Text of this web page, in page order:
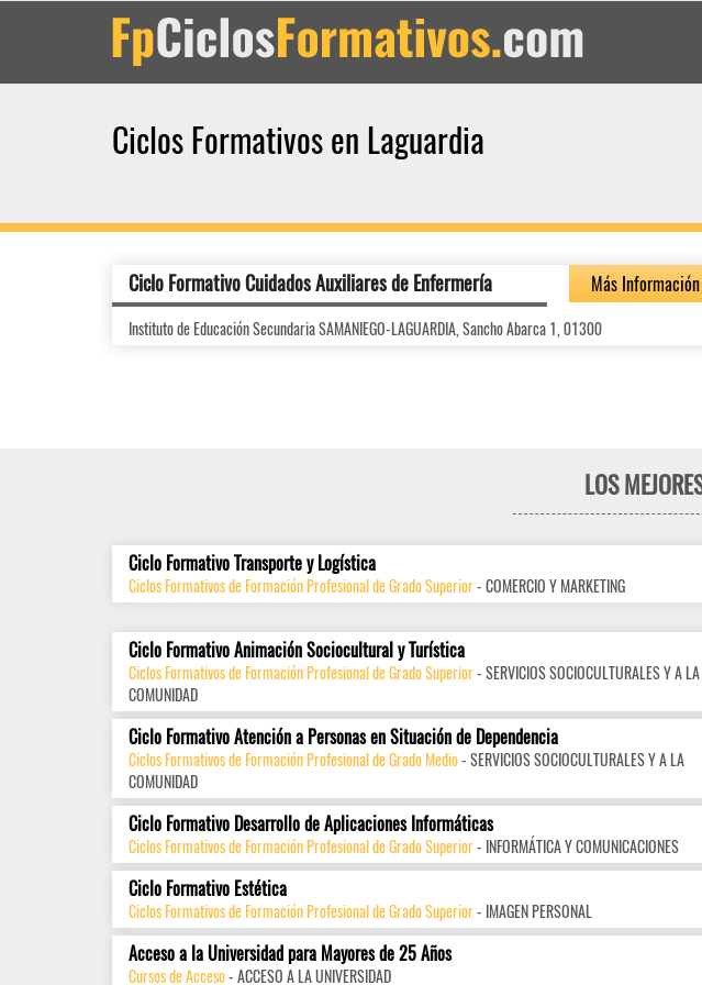
Ciclos Formativos en Laguardia
Ciclo Formativo Cuidados Auxiliares de Enfermería Más Información
Instituto de Educación Secundaria SAMANIEGO-LAGUARDIA, Sancho Abarca 1, 01300
LOS
Ciclo Formativo Transporte y Logística
Ciclos Formativos de Formación Profesional de Grado Superior- COMERCIO Y MARKETING
Ciclo Formativo Animación Sociocultural y Turística
Ciclos Formativos de Formación Profesional de Grado Superior- SERVICIOS SOCIOCULTURALES Y A LA
COMUNIDAD
Ciclo Formativo Atención a Personas en Situación de Dependencia
Ciclos Formativos de Formación Profesional de Grado Medio- SERVICIOS SOCIOCULTURALES Y A LA
COMUNIDAD
Ciclo Formativo Desarrollo de Aplicaciones Informáticas
Ciclos Formativos de Formación Profesional de Grado Superior- INFORMÁTICA Y COMUNICACIONES
Ciclo Formativo Estética
Ciclos Formativos de Formación Profesional de Grado Superior- IMAGEN PERSONAL
Acceso a la Universidad para Mayores de 25 Años
Cursos de Acceso- ACCESO A LA UNIVERSIDAD